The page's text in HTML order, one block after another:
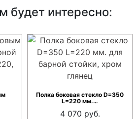
будет интересно:
Полка боковая стекло D=350
L=220 мм.…
4 070 руб.